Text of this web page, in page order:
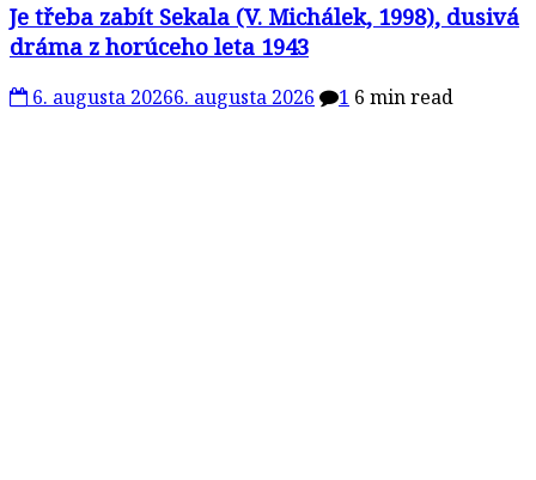
Je třeba zabít Sekala (V. Michálek, 1998), dusivá
dráma z horúceho leta 1943
6. augusta 20266. augusta 2026 1 6 min read